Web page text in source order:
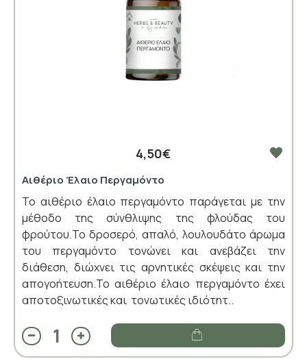
4,50€
Αιθέριο Έλαιο Περγαμόντο
Το αιθέριο έλαιο περγαμόντο παράγεται με την
μέθοδο της σύνθλιψης της φλούδας του
φρούτου.Το δροσερό, απαλό, λουλουδάτο άρωμα
του περγαμόντο τονώνει και ανεβάζει την
διάθεση, διώχνει τις αρνητικές σκέψεις και την
απογοήτευση.Το αιθέριο έλαιο περγαμόντο έχει
αποτοξινωτικές και τονωτικές ιδιότητ..